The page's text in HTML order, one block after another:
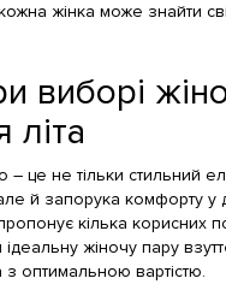
жінка може знайти
виборі
літа
– це не тільки стильний
й запорука комфорту у
кілька корисних
жіночу пару
з оптимальною вартістю.